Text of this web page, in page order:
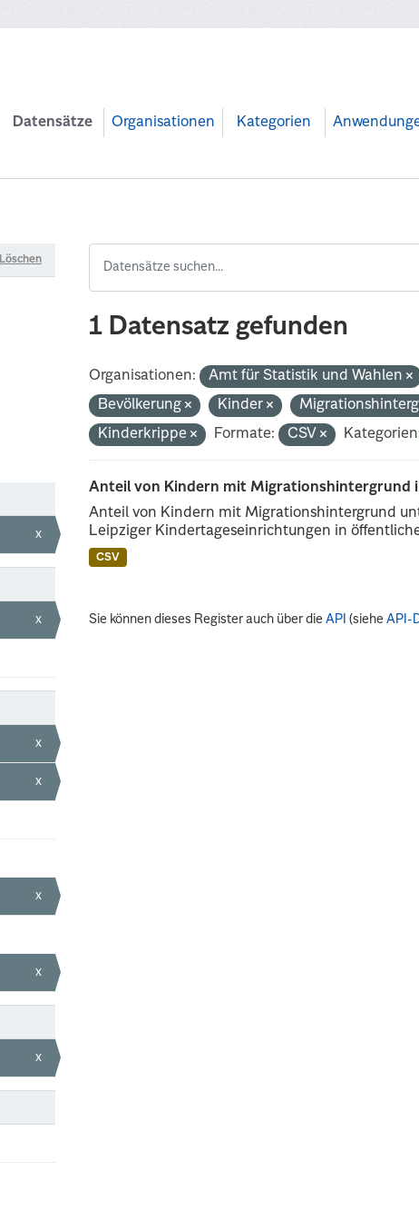
Datensätze Organisationen Kategorien
Löschen
x
x
x
x
x
x
x
1 Datensatz gefunden
Organisationen: Amt für Statistik und Wahlen
Bevölkerung
Kinder
Kinderkrippe
Formate: CSV
Anteil von Kindern mit Migrationshintergrund
Anteil von Kindern mit Migrationshintergrund
Leipziger Kindertageseinrichtungen in
CSV
Sie können dieses Register auch über dieAPI (sieheAPI-